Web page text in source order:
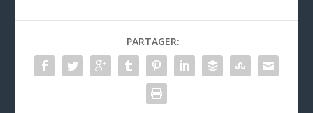
PARTAGER: